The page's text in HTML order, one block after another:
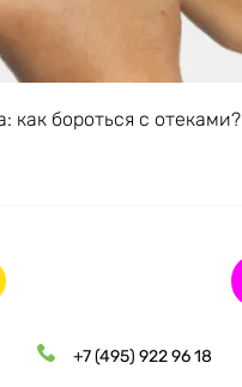
как бороться с отеками?
+7 (495) 922 96 18